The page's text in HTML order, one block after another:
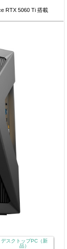
RTX 5060 Ti 搭載
デスクトップPC（新
品）